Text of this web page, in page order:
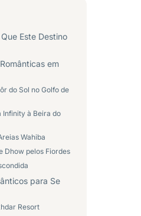
Este Destino
em
do Sol no Golfo de
Infinity à Beira do
Wahiba
Dhow pelos Fiordes
para Se
Resort